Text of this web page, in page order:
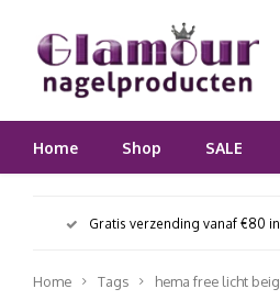
Home Shop SALE
Gratis verzending vanaf €80 in
Home Tags hema free licht